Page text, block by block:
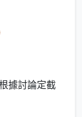
據討論定截